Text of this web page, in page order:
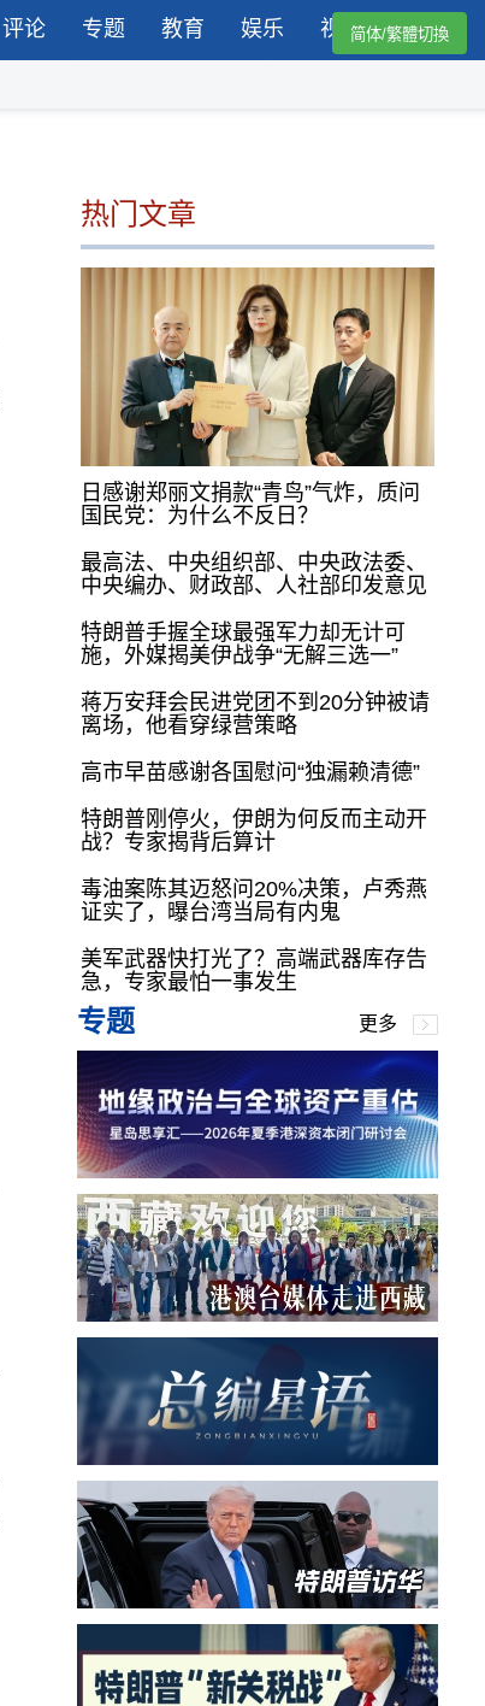
评论 专题 教育 娱乐 视频简体/繁體切換
热门文章
日感谢郑丽文捐款“青鸟”气炸，质问
国民党：为什么不反日？
最高法、中央组织部、中央政法委、
中央编办、财政部、人社部印发意见
特朗普手握全球最强军力却无计可
施，外媒揭美伊战争“无解三选一”
蒋万安拜会民进党团不到20分钟被请
离场，他看穿绿营策略
高市早苗感谢各国慰问“独漏赖清德”
特朗普刚停火，伊朗为何反而主动开
战？专家揭背后算计
毒油案陈其迈怒问20%决策，卢秀燕
证实了，曝台湾当局有内鬼
美军武器快打光了？高端武器库存告
急，专家最怕一事发生
专题 更多